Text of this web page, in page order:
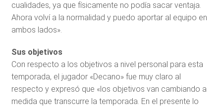
cualidades, ya que físicamente no podía sacar ventaja.
Ahora volví a la normalidad y puedo aportar al equipo en
ambos lados».
Sus objetivos
Con respecto a los objetivos a nivel personal para esta
temporada, el jugador «Decano» fue muy claro al
respecto y expresó que «los objetivos van cambiando a
medida que transcurre la temporada. En el presente lo